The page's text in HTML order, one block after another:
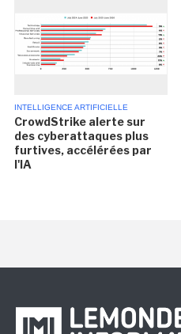
INTELLIGENCE ARTIFICIELLE
CrowdStrike alerte sur
des cyberattaques plus
furtives, accélérées par
l'IA